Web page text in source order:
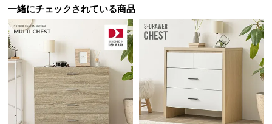
つ
い
て
開
サ
一緒にチェックされている商品